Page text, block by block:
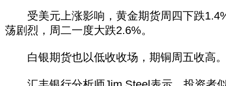
受美元上涨影响，黄金期货周四下跌
荡剧烈，周二一度大跌2.6%。
白银期货也以低收收场，期铜周五收高